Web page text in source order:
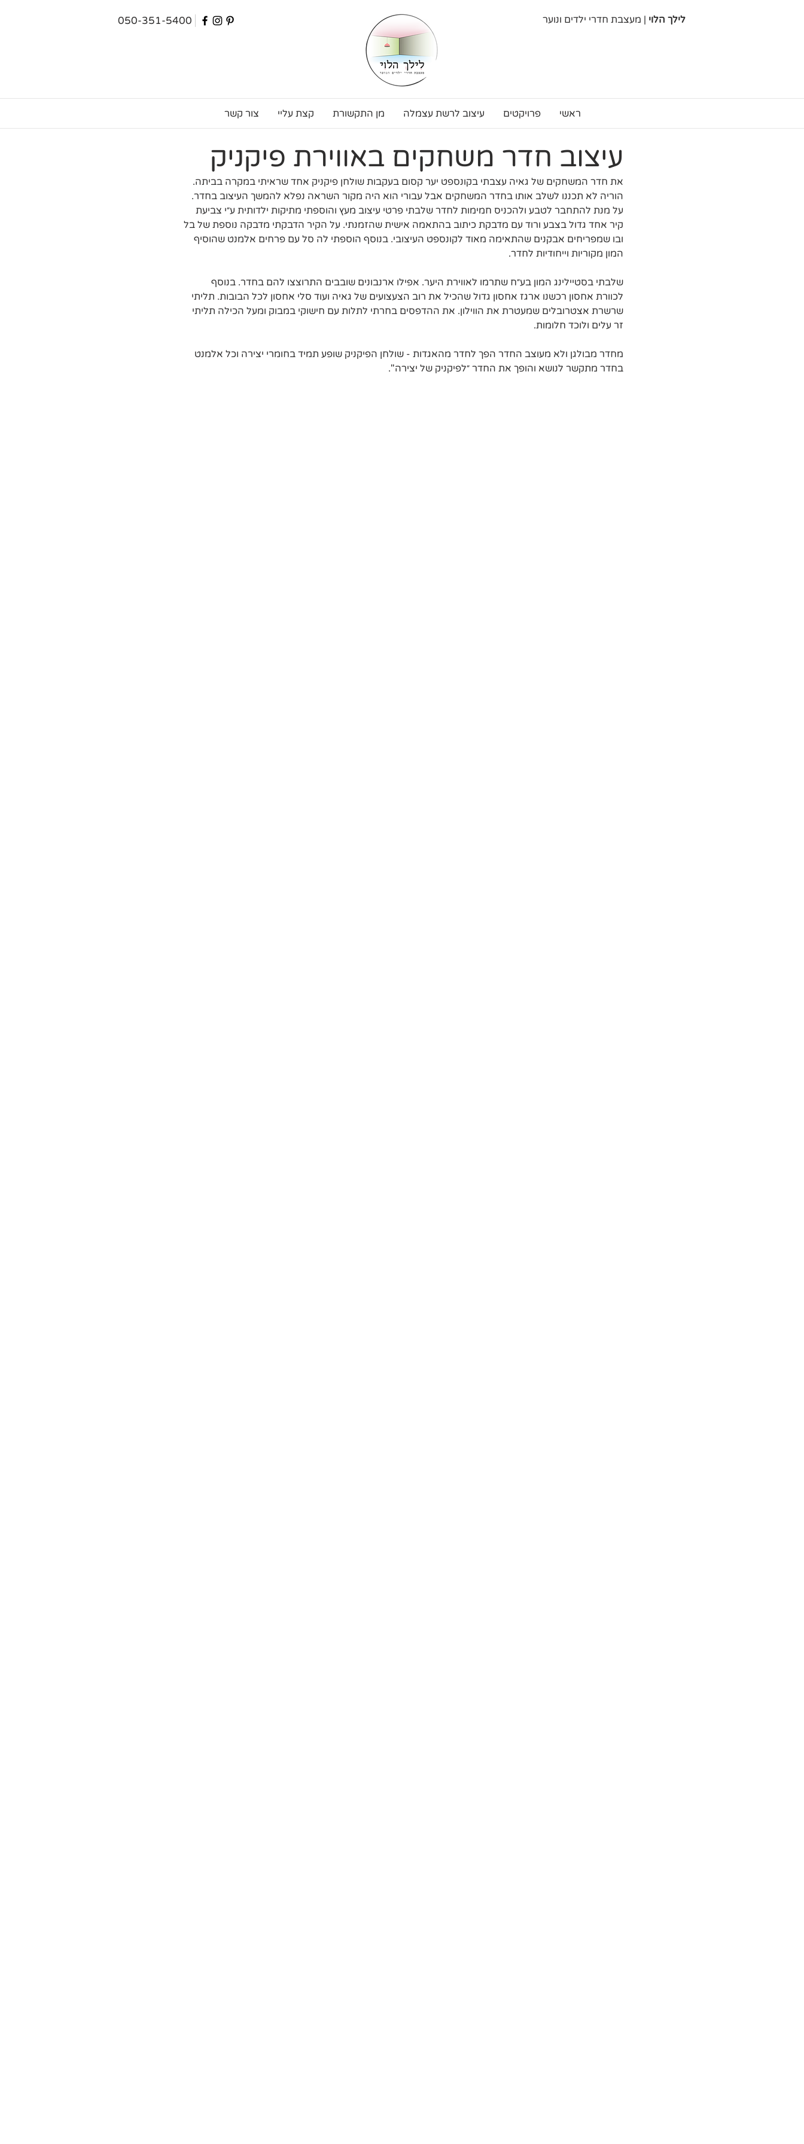
050-351-5400 לילך הלוי | מעצבת חדרי ילדים ונוער
ראשי פרויקטים עיצוב לרשת עצמלה מן התקשורת קצת עליי צור קשר
עיצוב חדר משחקים באווירת פיקניק
את חדר המשחקים של גאיה עצבתי בקונספט יער קסום בעקבות שולחן פיקניק אחד שראיתי במקרה בביתה.
הוריה לא תכננו לשלב אותו בחדר המשחקים אבל עבורי הוא היה מקור השראה נפלא להמשך העיצוב בחדר.
על מנת להתחבר לטבע ולהכניס חמימות לחדר שלבתי פרטי עיצוב מעץ והוספתי מתיקות ילדותית ע״י צביעת
קיר אחד גדול בצבע ורוד עם מדבקת כיתוב בהתאמה אישית שהזמנתי. על הקיר הדבקתי מדבקה נוספת של בל
ובו שמפריחים אבקנים שהתאימה מאוד לקונספט העיצובי. בנוסף הוספתי לה סל עם פרחים אלמנט שהוסיף
המון מקוריות וייחודיות לחדר.
שלבתי בסטיילינג המון בע״ח שתרמו לאווירת היער. אפילו ארנבונים שובבים התרוצצו להם בחדר. בנוסף
לכוורת אחסון רכשנו ארגז אחסון גדול שהכיל את רוב הצעצועים של גאיה ועוד סלי אחסון לכל הבובות. תליתי
שרשרת אצטרובלים שמעטרת את הווילון. את ההדפסים בחרתי לתלות עם חישוקי במבוק ומעל הכילה תליתי
זר עלים ולוכד חלומות.
מחדר מבולגן ולא מעוצב החדר הפך לחדר מהאגדות - שולחן הפיקניק שופע תמיד בחומרי יצירה וכל אלמנט
בחדר מתקשר לנושא והופך את החדר ״לפיקניק של יצירה".